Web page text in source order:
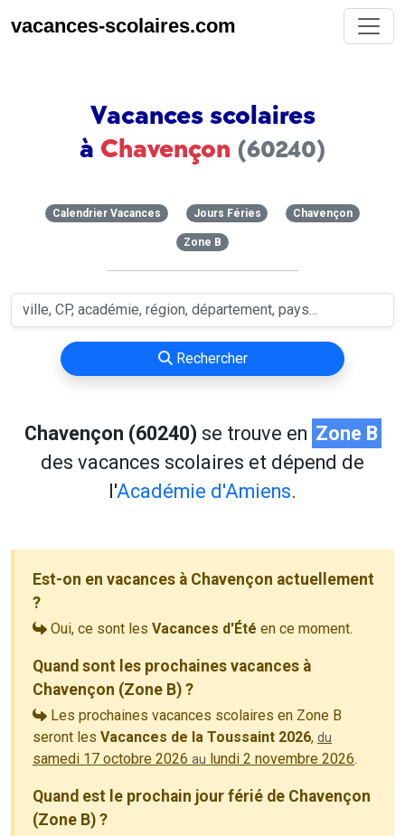
vacances-scolaires.com
Vacances scolaires
à Chavençon (60240)
Calendrier Vacances Jours Féries Chavençon
Zone B
Rechercher
Chavençon (60240) se trouve en Zone B
des vacances scolaires et dépend de
l'Académie d'Amiens.
Est-on en vacances à Chavençon actuellement
?
Oui, ce sont les Vacances d'Été en ce moment.
Quand sont les prochaines vacances à
Chavençon (Zone B) ?
Les prochaines vacances scolaires en Zone B
seront les Vacances de la Toussaint 2026, du
samedi 17 octobre 2026 au lundi 2 novembre 2026.
Quand est le prochain jour férié de Chavençon
(Zone B) ?